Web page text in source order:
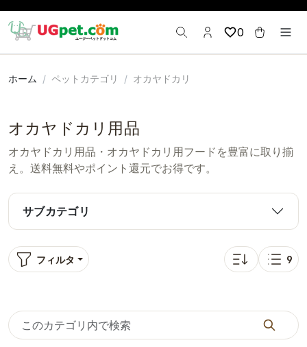
0
ホーム ペットカテゴリ オカヤドカリ
オカヤドカリ用品
オカヤドカリ用品・オカヤドカリ用フードを豊富に取り揃
え。送料無料やポイント還元でお得です。
サブカテゴリ
フィルタ
並び替え: 人気順
表示
9